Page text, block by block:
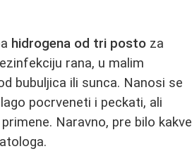
hidrogena od tri posto za
rana, u malim
bubuljica ili sunca. Nanosi se
pocrveneti i peckati, ali
Naravno, pre bilo kakve